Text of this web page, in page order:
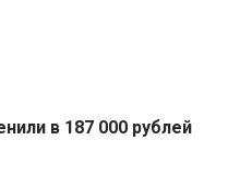
в 187 000 рублей